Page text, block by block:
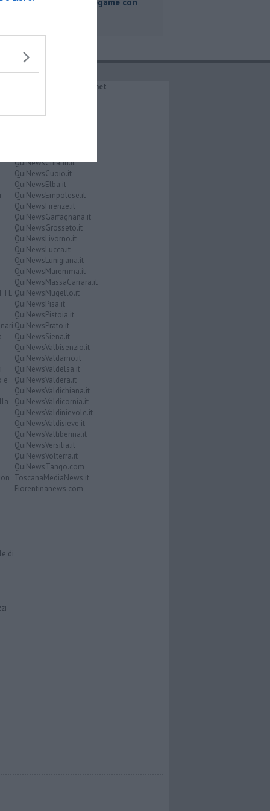
e
di
IL NETWORK QuiNews.net
QuiNewsAnimali.it
QuiNewsChianti.it
QuiNewsCuoio.it
QuiNewsElba.it
QuiNewsEmpolese.it
QuiNewsFirenze.it
QuiNewsGarfagnana.it
QuiNewsGrosseto.it
QuiNewsLivorno.it
QuiNewsLucca.it
QuiNewsLunigiana.it
QuiNewsMaremma.it
QuiNewsMassaCarrara.it
QuiNewsMugello.it
QuiNewsPisa.it
QuiNewsPistoia.it
QuiNewsPrato.it
QuiNewsSiena.it
QuiNewsValbisenzio.it
QuiNewsValdarno.it
QuiNewsValdelsa.it
QuiNewsValdera.it
QuiNewsValdichiana.it
QuiNewsValdicornia.it
QuiNewsValdinievole.it
QuiNewsValdisieve.it
QuiNewsValtiberina.it
QuiNewsVersilia.it
QuiNewsVolterra.it
QuiNewsTango.com
ToscanaMediaNews.it
Fiorentinanews.com